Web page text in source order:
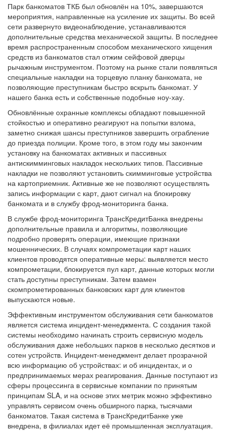
Парк банкоматов ТКБ был обновлён на 10%, завершаются
мероприятия, направленные на усиление их защиты. Во всей
сети развернуто видеонаблюдение, устанавливаются
дополнительные средства механической защиты. В последнее
время распространенным способом механического хищения
средств из банкоматов стал отжим сейфовой дверцы
рычажным инструментом. Поэтому на рынке стали появляться
специальные накладки на торцевую планку банкомата, не
позволяющие преступникам быстро вскрыть банкомат. У
нашего банка есть и собственные подобные ноу-хау.
Обновлённые охранные комплексы обладают повышенной
стойкостью и оперативно реагируют на попытки взлома,
заметно снижая шансы преступников завершить ограбление
до приезда полиции. Кроме того, в этом году мы закончим
установку на банкоматах активных и пассивных
антискимминговых накладок нескольких типов. Пассивные
накладки не позволяют установить скимминговые устройства
на картоприемник. Активные же не позволяют осуществлять
запись информации с карт, дают сигнал на блокировку
банкомата и в службу фрод-мониторинга банка.
В службе фрод-мониторинга ТрансКредитБанка внедрены
дополнительные правила и алгоритмы, позволяющие
подробно проверять операции, имеющие признаки
мошеннических. В случаях компрометации карт наших
клиентов проводятся оперативные меры: выявляется место
компрометации, блокируется пул карт, данные которых могли
стать доступны преступникам. Затем взамен
скомпрометированных банковских карт для клиентов
выпускаются новые.
Эффективным инструментом обслуживания сети банкоматов
является система инцидент-менеджмента. С создания такой
системы необходимо начинать строить сервисную модель
обслуживания даже небольших парков в несколько десятков и
сотен устройств. Инцидент-менеджмент делает прозрачной
всю информацию об устройствах: и об инцидентах, и о
предпринимаемых мерах реагирования. Данные поступают из
сферы процессинга в сервисные компании по принятым
принципам SLA, и на основе этих метрик можно эффективно
управлять сервисом очень обширного парка, тысячами
банкоматов. Такая система в ТрансКредитБанке уже
внедрена, в филиалах идет её промышленная эксплуатация.